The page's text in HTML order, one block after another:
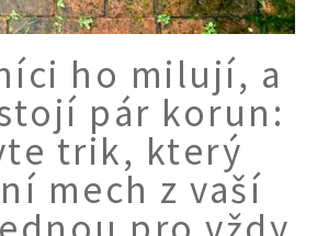
ho milují, a
pár korun:
trik, který
mech z vaší